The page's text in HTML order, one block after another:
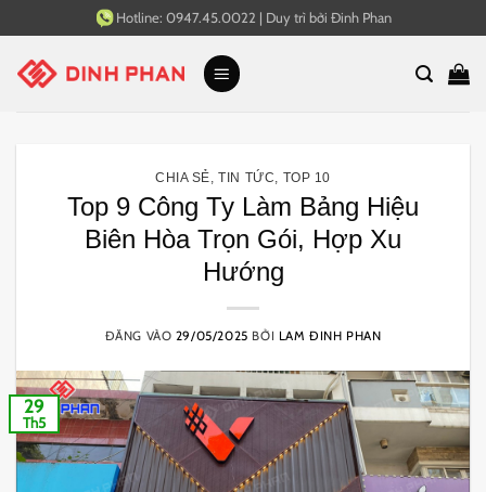
qua
nội
Hotline: 0947.45.0022 | Duy trì bởi Đinh Phan
CHIA SẺ ,TIN TỨC TOP 10
Top 9 Công Ty Làm Bảng Hiệu
Biên Hòa Trọn Gói, Hợp Xu
Hướng
ĐĂNG VÀO 29/05/2025 BỞI LAM ĐINH PHAN
29
Th5